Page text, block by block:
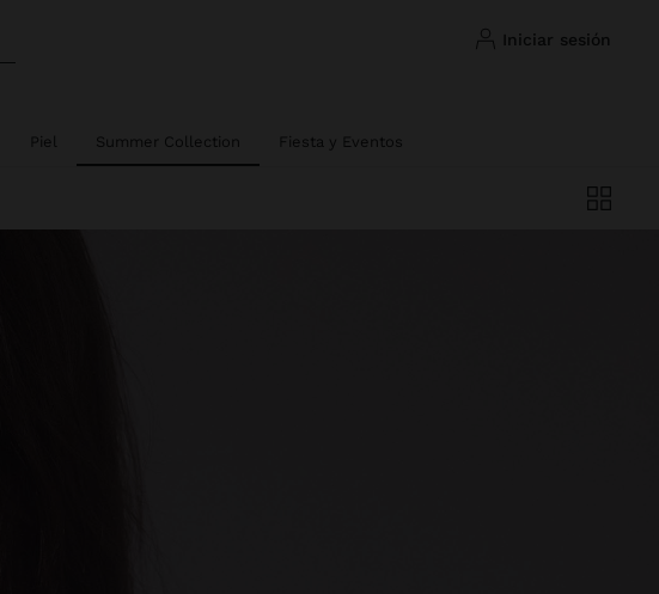
iniciar sesión
Piel Summer Collection Fiesta y Eventos